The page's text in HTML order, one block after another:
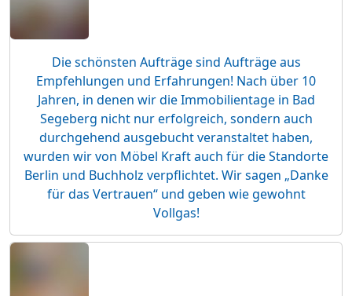
Die schönsten Aufträge sind Aufträge aus
Empfehlungen und Erfahrungen! Nach über 10
Jahren, in denen wir die Immobilientage in Bad
Segeberg nicht nur erfolgreich, sondern auch
durchgehend ausgebucht veranstaltet haben,
wurden wir von Möbel Kraft auch für die Standorte
Berlin und Buchholz verpflichtet. Wir sagen „Danke
für das Vertrauen“ und geben wie gewohnt
Vollgas!